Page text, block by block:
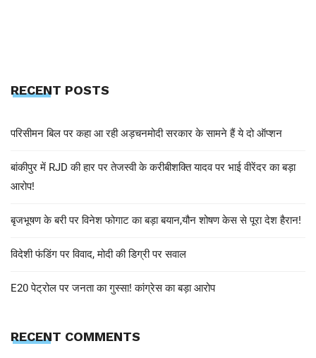
RECENT POSTS
परिसीमन बिल पर कहा आ रही अड़चनमोदी सरकार के सामने हैं ये दो ऑप्शन
बांकीपुर में RJD की हार पर तेजस्वी के करीबीशक्ति यादव पर भाई वीरेंदर का बड़ा
आरोप!
बृजभूषण के बरी पर विनेश फोगाट का बड़ा बयान,यौन शोषण केस से पूरा देश हैरान!
विदेशी फंडिंग पर विवाद, मोदी की डिग्री पर सवाल
E20 पेट्रोल पर जनता का गुस्सा! कांग्रेस का बड़ा आरोप
RECENT COMMENTS